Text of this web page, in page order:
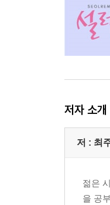
저자 소개
저 : 최
젊은
을 공